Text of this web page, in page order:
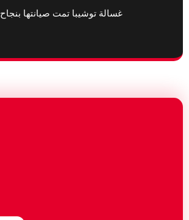
غسالة توشيبا تمت صيانتها بنجاح